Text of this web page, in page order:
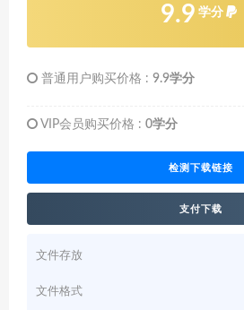
9.9 学分
普通用户购买价格 : 9.9学分
VIP会员购买价格 : 0学分
检测下载链接
支付下载
文件存放
文件格式